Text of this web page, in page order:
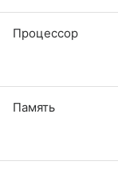
Процессор
Память